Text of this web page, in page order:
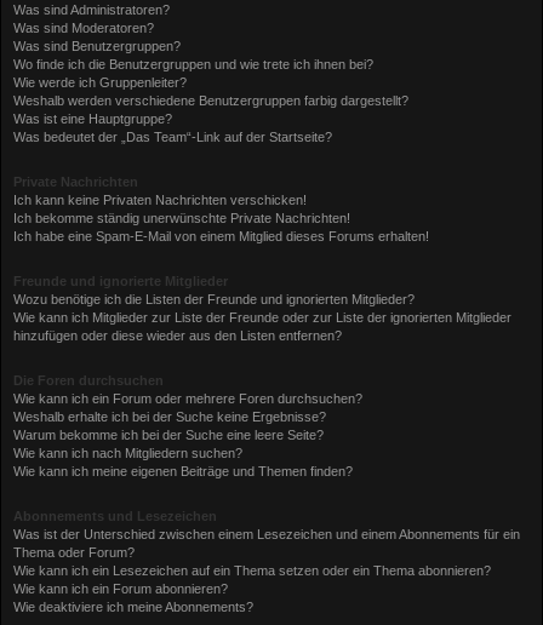
Was sind Administratoren?
Was sind Moderatoren?
Was sind Benutzergruppen?
Wo finde ich die Benutzergruppen und wie trete ich ihnen bei?
Wie werde ich Gruppenleiter?
Weshalb werden verschiedene Benutzergruppen farbig dargestellt?
Was ist eine Hauptgruppe?
Was bedeutet der „Das Team“-Link auf der Startseite?
Private Nachrichten
Ich kann keine Privaten Nachrichten verschicken!
Ich bekomme ständig unerwünschte Private Nachrichten!
Ich habe eine Spam-E-Mail von einem Mitglied dieses Forums erhalten!
Freunde und ignorierte Mitglieder
Wozu benötige ich die Listen der Freunde und ignorierten Mitglieder?
Wie kann ich Mitglieder zur Liste der Freunde oder zur Liste der ignorierten Mitglieder
hinzufügen oder diese wieder aus den Listen entfernen?
Die Foren durchsuchen
Wie kann ich ein Forum oder mehrere Foren durchsuchen?
Weshalb erhalte ich bei der Suche keine Ergebnisse?
Warum bekomme ich bei der Suche eine leere Seite?
Wie kann ich nach Mitgliedern suchen?
Wie kann ich meine eigenen Beiträge und Themen finden?
Abonnements und Lesezeichen
Was ist der Unterschied zwischen einem Lesezeichen und einem Abonnements für ein
Thema oder Forum?
Wie kann ich ein Lesezeichen auf ein Thema setzen oder ein Thema abonnieren?
Wie kann ich ein Forum abonnieren?
Wie deaktiviere ich meine Abonnements?